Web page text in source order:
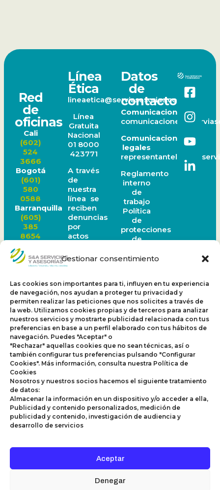
Gestionar consentimiento
Las cookies son importantes para ti, influyen en tu experiencia
de navegación, nos ayudan a proteger tu privacidad y
permiten realizar las peticiones que nos solicites a través de
la web. Utilizamos cookies propias y de terceros para analizar
nuestros servicios y mostrarte publicidad relacionada con tus
preferencias en base a un perfil elaborado con tus hábitos de
navegación. Puedes "Aceptar" o
"Rechazar" aquellas cookies que no sean técnicas, así o
también configurar tus preferencias pulsando "Configurar
Cookies". Más información, consulta nuestra Política de
Cookies
Nosotros y nuestros socios hacemos el siguiente tratamiento
de datos:
Almacenar la información en un dispositivo y/o acceder a ella,
Publicidad y contenido personalizados, medición de
publicidad y contenido, investigación de audiencia y
desarrollo de servicios
Aceptar
Denegar
Red
de
oficinas
Cali
(602)
524
3666
Bogotá
(601)
580
0588
Barranquilla
(605)
385
8654
(608)
277
Medellín
(604)
605
0972
Bucaramanga
(607)
697
3284
Pereira
(606)
311
1626
Sogamoso
(608)
775
3553
Nuestras
Línea
Ética
lineaetica@serviasesorias.com.co
Línea
Gratuita
Nacional
01 8000
423771
A través
de
nuestra
línea se
reciben
denuncias
por
actos
corrupción
o faltas
ética
organizacional.
Este
canal
funciona
24
horas al
día los 7
días de
la
semana.
tu
denuncia
es
confidencial.
Datos
de
contacto
Comunicaciones
Comunicaciones
legales
Reglamento
interno
de
trabajo
Política
de
protecciones
de
personales
Política
PTEE